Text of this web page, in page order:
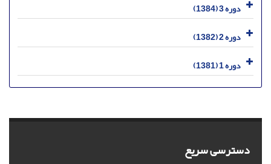
دوره 3 (1384)
دوره 2 (1382)
دوره 1 (1381)
دسترسی سریع